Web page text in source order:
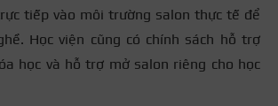
tiếp vào môi trường salon thực tế để
Học viện cũng có chính sách hỗ trợ
học và hỗ trợ mở salon riêng cho học